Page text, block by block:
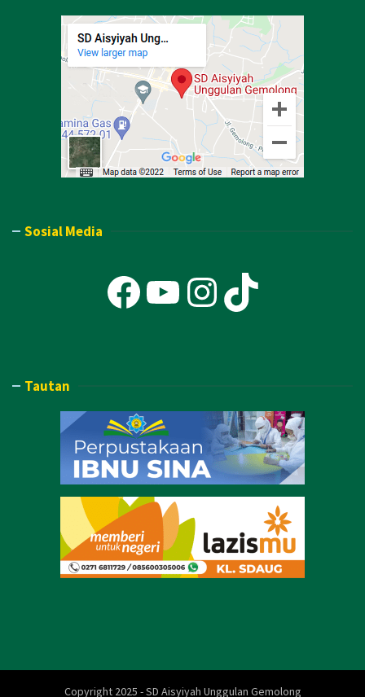
Sosial Media
Facebook
YouTube
TikTok
Tautan
Copyright 2025 - SD Aisyiyah Unggulan Gemolong